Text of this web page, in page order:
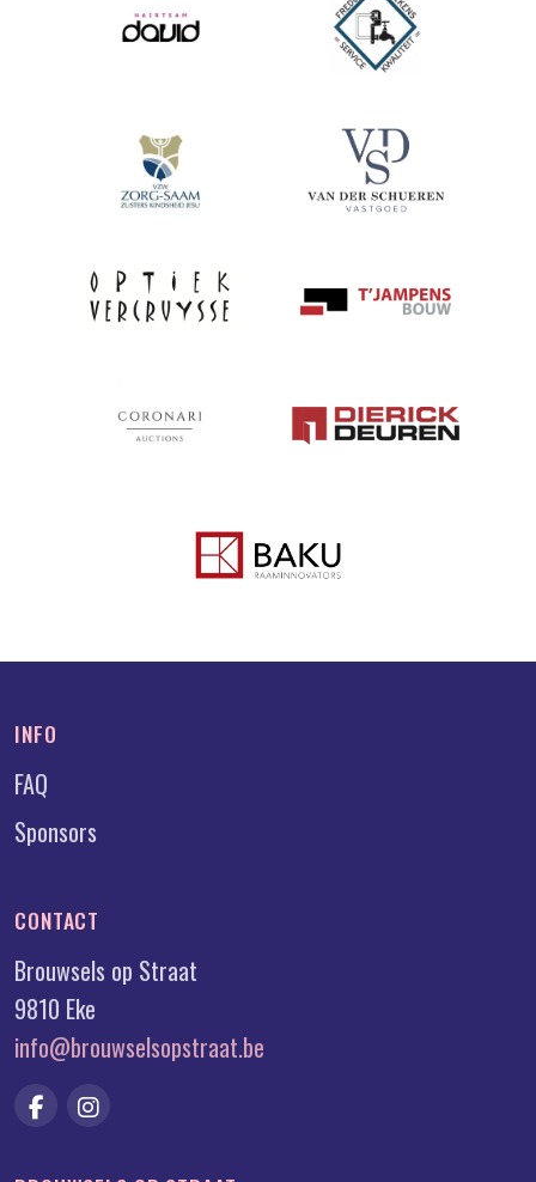
INFO
FAQ
Sponsors
CONTACT
Brouwsels op Straat
9810 Eke
info@brouwselsopstraat.be